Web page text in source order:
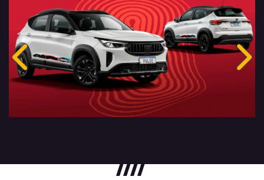
Anterior